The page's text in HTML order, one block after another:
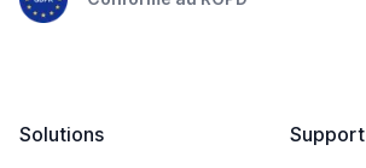
Solutions
Support